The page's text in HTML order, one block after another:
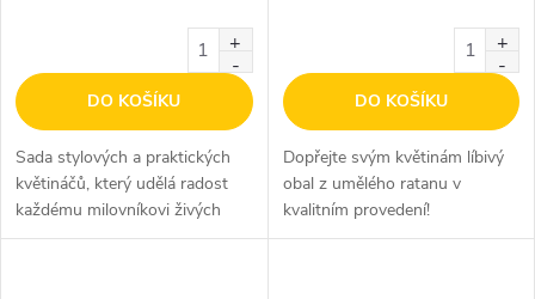
d
u
k
t
d
u
k
DO KOŠÍKU
Sada stylových a praktických
květináčů, který udělá radost
každému milovníkovi živých
květin.
DO KOŠÍKU
Dopřejte svým květinám líbivý
obal z umělého ratanu v
kvalitním provedení!